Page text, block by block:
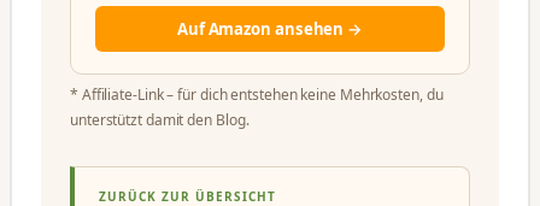
Auf Amazon ansehen →
* Affiliate-Link – für dich entstehen keine Mehrkosten, du
unterstützt damit den Blog.
ZURÜCK ZUR ÜBERSICHT